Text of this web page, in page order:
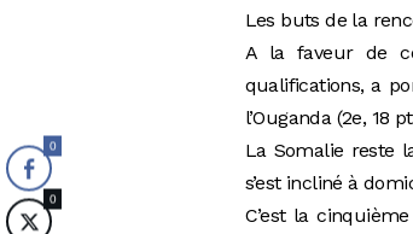
Les buts de la
A la faveur de
qualifications, a
l’Ouganda (2e, 18
La Somalie reste
s’est incliné à
C’est la
0
0